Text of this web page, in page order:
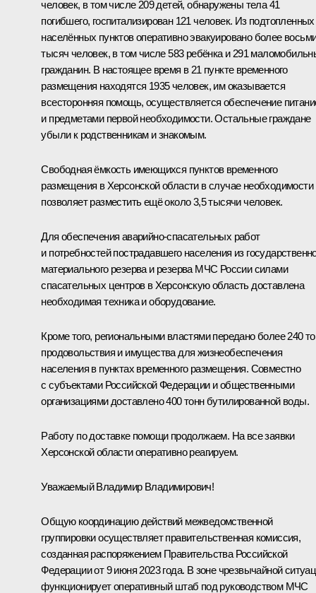
человек, в том числе 209 детей, обнаружены тела 41
погибшего, госпитализирован 121 человек. Из подтопленных
населённых пунктов оперативно эвакуировано более
тысяч человек, в том числе 583 ребёнка и 291
гражданин. В настоящее время в 21 пункте временного
размещения находятся 1935 человек, им оказывается
всесторонняя помощь, осуществляется обеспечение
и предметами первой необходимости. Остальные граждане
убыли к родственникам и знакомым.
Свободная ёмкость имеющихся пунктов временного
размещения в Херсонской области в случае необходимости
позволяет разместить ещё около 3,5 тысячи человек.
Для обеспечения аварийно-спасательных работ
и потребностей пострадавшего населения из
материального резерва и резерва МЧС России силами
спасательных центров в Херсонскую область доставлена
необходимая техника и оборудование.
Кроме того, региональными властями передано более 240
продовольствия и имущества для жизнеобеспечения
населения в пунктах временного размещения. Совместно
с субъектами Российской Федерации и общественными
организациями доставлено 400 тонн бутилированной воды.
Работу по доставке помощи продолжаем. На все заявки
Херсонской области оперативно реагируем.
Уважаемый Владимир Владимирович!
Общую координацию действий межведомственной
группировки осуществляет правительственная комиссия,
созданная распоряжением Правительства Российской
Федерации от 9 июня 2023 года. В зоне чрезвычайной
функционирует оперативный штаб под руководством МЧС